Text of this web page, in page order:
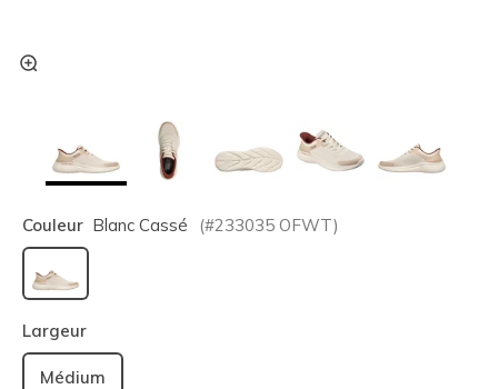
Couleur Blanc Cassé (#233035 OFWT)
sélectionné
Largeur
Médium